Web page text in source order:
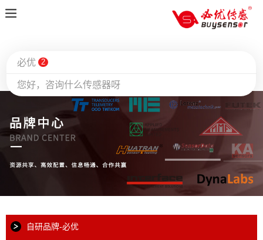
自研品牌-必优
必优 2
您好，咨询什么传感器呀